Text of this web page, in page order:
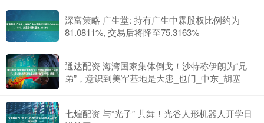
深富策略 广生堂: 持有广生中霖股权比例约为
81.0811%, 交易后将降至75.3163%
通达配资 海湾国家集体倒戈！沙特称伊朗为“兄
弟”，意识到美军基地是大患_也门_中东_胡塞
七煌配资 与“光子” 共舞！光谷人形机器人开学日